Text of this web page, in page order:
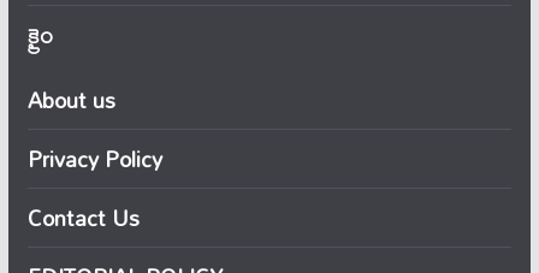
క్రైం
About us
Privacy Policy
Contact Us